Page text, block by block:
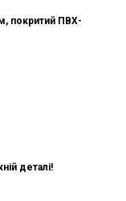
покритий ПВХ-
деталі!